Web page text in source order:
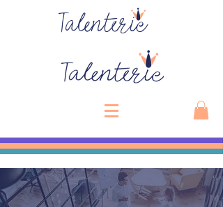
Talenterie